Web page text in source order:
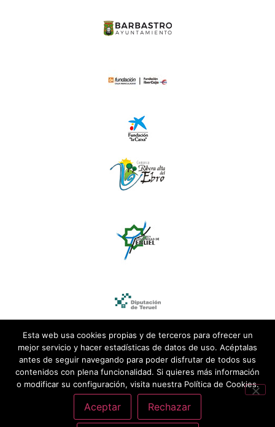
Esta web usa cookies propias y de terceros para ofrecer un
mejor servicio y hacer estadísticas de datos de uso. Acéptalas
antes de seguir navegando para poder disfrutar de todos sus
contenidos con plena funcionalidad. Si quieres más información
o modificar su configuración, visita nuestra Política de Cookies.
Aceptar Rechazar